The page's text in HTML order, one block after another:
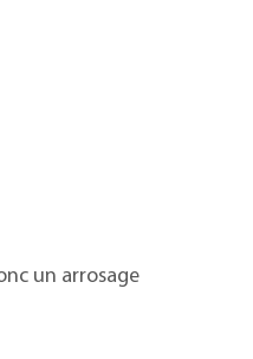
un arrosage